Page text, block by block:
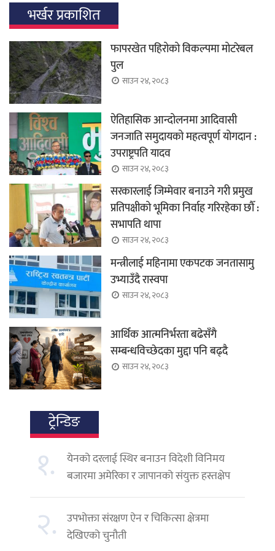
भर्खर प्रकाशित
फापरखेत पहिरोको विकल्पमा मोटरेबल
पुल
साउन २४, २०८३
ऐतिहासिक आन्दोलनमा आदिवासी
जनजाति समुदायको महत्वपूर्ण योगदान :
उपराष्ट्रपति यादव
साउन २४, २०८३
सरकारलाई जिम्मेवार बनाउने गरी प्रमुख
प्रतिपक्षीको भूमिका निर्वाह गरिरहेका छौँ :
सभापति थापा
साउन २४, २०८३
मन्त्रीलाई महिनामा एकपटक जनतासामु
उभ्याउँदै रास्वपा
साउन २४, २०८३
आर्थिक आत्मनिर्भरता बढेसँगै
सम्बन्धविच्छेदका मुद्दा पनि बढ्दै
साउन २४, २०८३
ट्रेन्डिङ
१.
येनको दरलाई स्थिर बनाउन विदेशी विनिमय
बजारमा अमेरिका र जापानको संयुक्त हस्तक्षेप
२. उपभोक्ता संरक्षण ऐन र चिकित्सा क्षेत्रमा
देखिएको चुनौती